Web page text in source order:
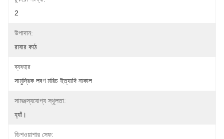
2
উপাদান:
রাবার কাঠ
ব্যবহার:
সামুদ্রিক লবণ মরিচ ইত্যাদি নাকাল
সামঞ্জস্যযোগ্য স্থূলতা:
হ্যাঁ।
ডিশওয়াশার সেফ: